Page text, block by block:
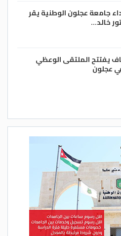
جامعة عجلون الوطنية يقر
خالد…
يفتتح الملتقى الوعظي
عجلون